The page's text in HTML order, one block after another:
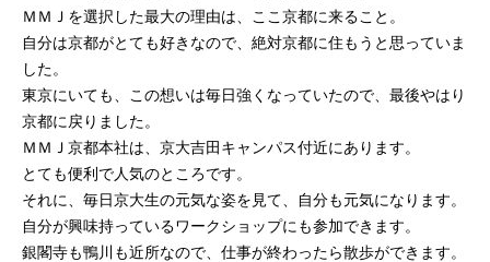
求人採用情報
Webエンジニア・プログラマー
フロントエンドエンジニア
【正社員】Webデザイナー
【業務委託】Webデザイナー
ＭＭＪを選択した最大の理由は、ここ京都に来ること。
自分は京都がとても好きなので、絶対京都に住もうと思っていま
した。
東京にいても、この想いは毎日強くなっていたので、最後やはり
京都に戻りました。
ＭＭＪ京都本社は、京大吉田キャンパス付近にあります。
とても便利で人気のところです。
それに、毎日京大生の元気な姿を見て、自分も元気になります。
自分が興味持っているワークショップにも参加できます。
銀閣寺も鴨川も近所なので、仕事が終わったら散歩ができます。